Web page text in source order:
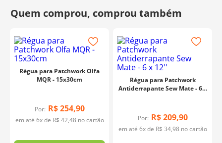
Régua para Patchwork Olfa
MQR - 15x30cm
Por: R$ 254,90
em até 6x de R$ 42,48no cartão
Régua para Patchwork
Antiderrapante Sew Mate - 6 x
Por: R$ 209,90
em até 6x de R$ 34,98no cartão